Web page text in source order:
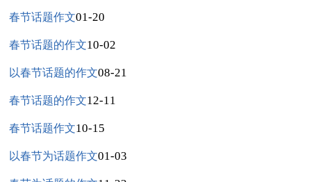
春节话题作文01-20
春节话题的作文10-02
以春节话题的作文08-21
春节话题的作文12-11
春节话题作文10-15
以春节为话题作文01-03